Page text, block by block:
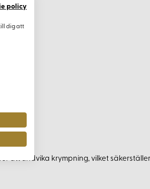
att undvika krympning, vilket
policy
dig att